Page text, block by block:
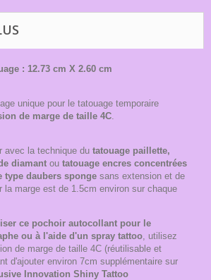
: 12.73 cm X 2.60 cm
unique pour le tatouage temporaire
de marge de taille 4C.
avec la technique du tatouage paillette,
diamant ou tatouage encres concentrées
type daubers sponge sans extension et de
la marge est de 1.5cm environ sur chaque
ce pochoir autocollant pour le
ou à l'aide d'un spray tattoo, utilisez
de marge de taille 4C (réutilisable et
d'ajouter environ 7cm supplémentaire sur
Innovation Shiny Tattoo